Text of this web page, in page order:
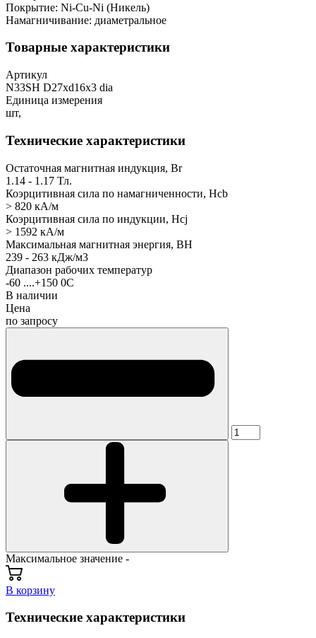
Покрытие: Ni-Cu-Ni (Никель)
Намагничивание: диаметральное
Товарные характеристики
Артикул
N33SH D27хd16х3 dia
Единица измерения
шт,
Технические характеристики
Остаточная магнитная индукция, Br
1.14 - 1.17 Тл.
Коэрцитивная сила по намагниченности, Hcb
> 820 кА/м
Коэрцитивная сила по индукции, Hcj
> 1592 кА/м
Максимальная магнитная энергия, BH
239 - 263 кДж/м3
Диапазон рабочих температур
-60 ....+150 0С
В наличии
Цена
по запросу
Максимальное значение -
В корзину
Технические характеристики